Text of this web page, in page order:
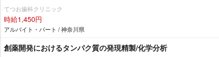
てつお歯科クリニック
時給1,450円
アルバイト・パート / 神奈川県
創薬開発におけるタンパク質の発現精製/化学分析